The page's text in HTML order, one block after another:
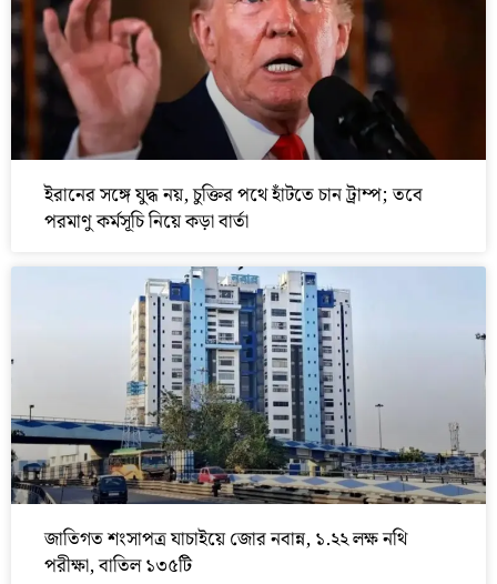
ইরানের সঙ্গে যুদ্ধ নয়, চুক্তির পথে হাঁটতে চান ট্রাম্প; তবে
পরমাণু কর্মসূচি নিয়ে কড়া বার্তা
জাতিগত শংসাপত্র যাচাইয়ে জোর নবান্ন, ১.২২ লক্ষ নথি
পরীক্ষা, বাতিল ১৩৫টি